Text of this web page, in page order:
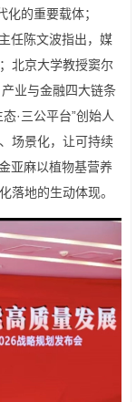
的重要载体；
任陈文波指出，媒
北京大学教授窦尔
业与金融四大链条
·三公平台”创始人
场景化，让可持续
亚麻以植物基营养
落地的生动体现。